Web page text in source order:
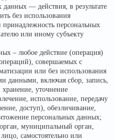
— действия, в результате
без использования
персональных
или иному субъекту
– любое действие (операция)
совершаемых с
или без использования
данными, включая сбор, запись,
уточнение
использование, передачу
доступ), обезличивание,
персональных данных;
муниципальный орган,
самостоятельно или